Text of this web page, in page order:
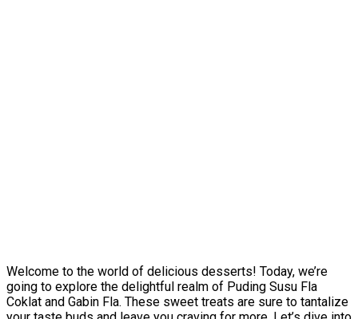
Welcome to the world of delicious desserts! Today, we’re
going to explore the delightful realm of Puding Susu Fla
Coklat and Gabin Fla. These sweet treats are sure to tantalize